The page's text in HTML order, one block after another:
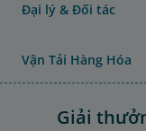
Đại lý & Đối tác
Vận Tải Hàng Hóa
Giải